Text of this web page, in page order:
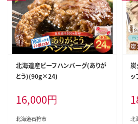
北海道産ビーフハンバーグ(ありが
とう)(90g×24)
16,000円
北海道石狩市 北